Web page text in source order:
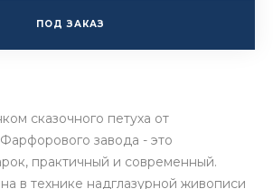
ПОД ЗАКАЗ
сказочного петуха от
завода - это
практичный и современный.
в технике надглазурной живописи